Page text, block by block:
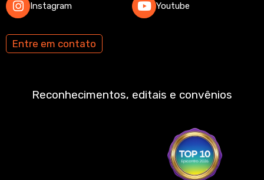
Instagram Youtube
Entre em contato
Reconhecimentos, editais e convênios